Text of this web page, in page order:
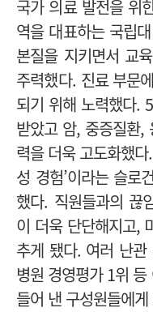
국가 의료 발전을 위
역을 대표하는 국립
본질을 지키면서 교
주력했다. 진료 부문
되기 위해 노력했다.
받았고 암, 중증질환,
력을 더욱 고도화했
성 경험’이라는 슬로
했다. 직원들과의 끊
이 더욱 단단해지고,
추게 됐다. 여러 난
병원 경영평가 1위
들어 낸 구성원들에